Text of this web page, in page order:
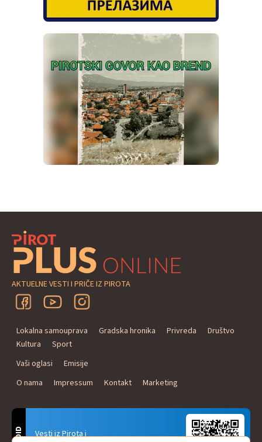
AKTUELNE VESTI I PRIČE IZ PIROTA
Lokalna samouprava Gradska hronika Privreda
Društvo
Kultura
Sport
Vaši oglasi
Emisije
O nama
Impressum Kontakt Marketing
Vesti iz Pirota i